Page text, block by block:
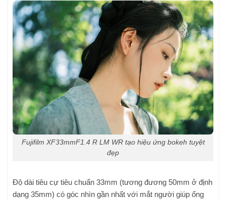
Fujifilm XF33mmF1.4 R LM WR tạo hiệu ứng bokeh tuyệt
đẹp
Độ dài tiêu cự tiêu chuẩn 33mm (tương đương 50mm ở định
dạng 35mm) có góc nhìn gần nhất với mắt người giúp ống